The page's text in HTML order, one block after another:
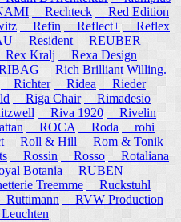
Rechteck
Red Edition
Refin Reflect+
Reflex
Resident
REUBER
Rex Kralj
Rexa Design
Rich Brilliant Willing.
Richter Ridea
Rieder
Riga Chair
Rimadesio
Riva 1920
Rivelin
ROCA Roda
rohi
Roll & Hill
Rom & Tonik
Rossin Rosso
Rotaliana
Botania
RUBEN
Treemme
Ruckstuhl
Ruttimann
RVW Production